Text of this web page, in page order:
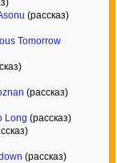
(рассказ)
Tomorrow
(рассказ)
Long (рассказ)
(рассказ)